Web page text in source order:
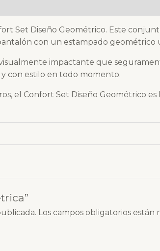
Set Diseño Geométrico. Este
con un estampado geométrico
impactante que
con estilo en todo momento.
el Confort Set Diseño Geométrico
Los campos obligatorios están